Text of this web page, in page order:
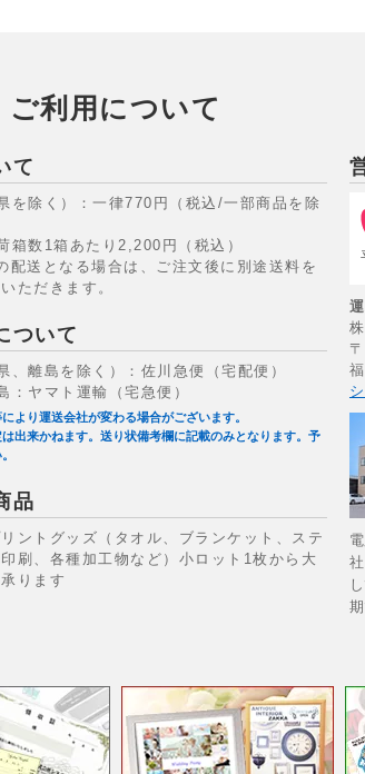
ご利用について
て
を除く）：一律770円（税込/一部商品を除
箱数1箱あたり2,200円（税込）
配送となる場合は、ご注文後に別途送料を
ただきます。
ついて
、離島を除く）：佐川急便（宅配便）
：ヤマト運輸（宅急便）
より運送会社が変わる場合がございます。
出来かねます。送り状備考欄に記載のみとなります。予
品
ントグッズ（タオル、ブランケット、ステ
刷、各種加工物など）小ロット1枚から大
ります